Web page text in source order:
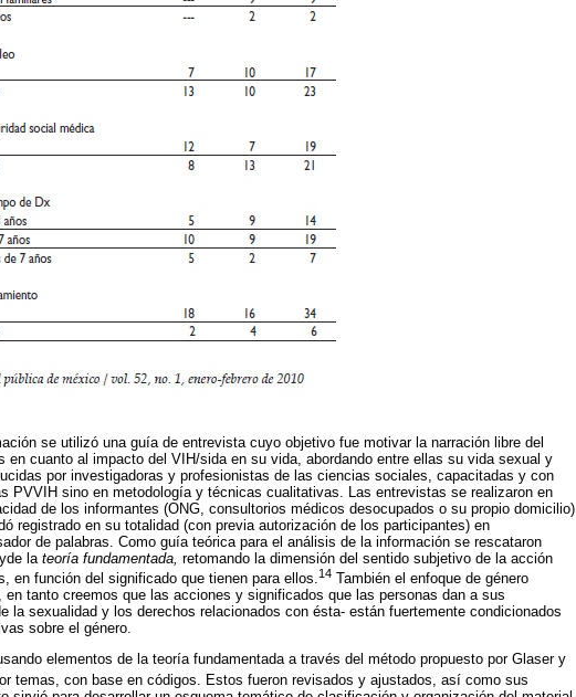
se utilizó una guía de entrevista cuyo objetivo fue motivar la narración libre del
en cuanto al impacto del VIH/sida en su vida, abordando entre ellas su vida sexual y
por investigadoras y profesionistas de las ciencias sociales, capacitadas y con
PVVIH sino en metodología y técnicas cualitativas. Las entrevistas se realizaron en
de los informantes (ONG, consultorios médicos desocupados o su propio domicilio)
registrado en su totalidad (con previa autorización de los participantes) en
de palabras. Como guía teórica para el análisis de la información se rescataron
yde la teoría fundamentada, retomando la dimensión del sentido subjetivo de la acción
en función del significado que tienen para ellos.14 También el enfoque de género
tanto creemos que las acciones y significados que las personas dan a sus
la sexualidad y los derechos relacionados con ésta- están fuertemente condicionados
sobre el género.
elementos de la teoría fundamentada a través del método propuesto por Glaser y
temas, con base en códigos. Estos fueron revisados y ajustados, así como sus